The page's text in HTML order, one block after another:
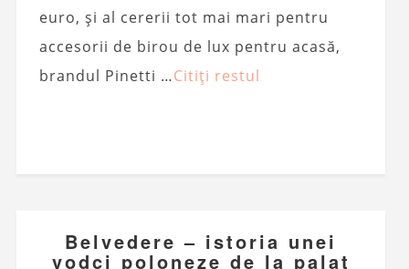
euro, și al cererii tot mai mari pentru
accesorii de birou de lux pentru acasă,
brandul Pinetti …Citiți restul
Belvedere – istoria unei
vodci poloneze de la palat